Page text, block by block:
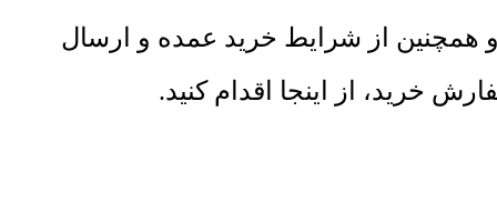
و همچنین از شرایط خرید عمده و ارسال
خرید، از اینجا اقدام کنید.